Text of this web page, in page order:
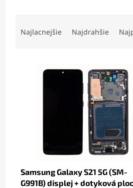
Najlacnejšie Najdrahšie
Samsung Galaxy S21 5G (SM-
G991B) displej + dotyková